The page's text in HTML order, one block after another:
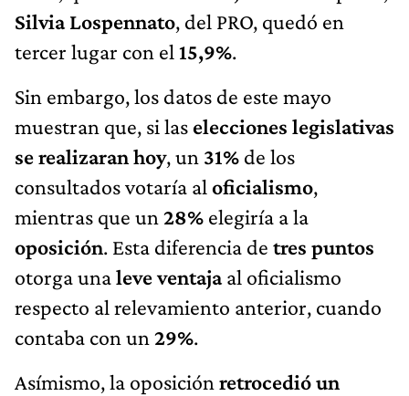
Silvia Lospennato, del PRO, quedó en
tercer lugar con el 15,9%.
Sin embargo, los datos de este mayo
muestran que, si las elecciones legislativas
se realizaran hoy, un 31% de los
consultados votaría al oficialismo,
mientras que un 28% elegiría a la
oposición. Esta diferencia de tres puntos
otorga unaleve ventajaal oficialismo
respecto al relevamiento anterior, cuando
contaba con un 29%.
Asímismo, la oposición retrocedió un